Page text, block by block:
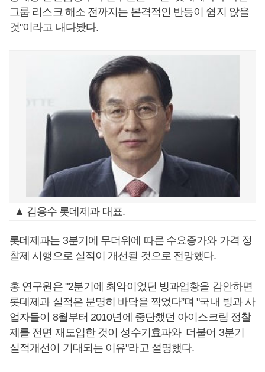
그룹 리스크 해소 전까지는 본격적인 반등이 쉽지 않을
것"이라고 내다봤다.
▲ 김용수 롯데제과 대표.
롯데제과는 3분기에 무더위에 따른 수요증가와 가격 정
찰제 시행으로 실적이 개선될 것으로 전망했다.
홍 연구원은 "2분기에 최악이었던 빙과업황을 감안하면
롯데제과 실적은 분명히 바닥을 찍었다”며 "국내 빙과 사
업자들이 8월부터 2010년에 중단했던 아이스크림 정찰
제를 전면 재도입한 것이 성수기효과와 더불어 3분기
실적개선이 기대되는 이유"라고 설명했다.